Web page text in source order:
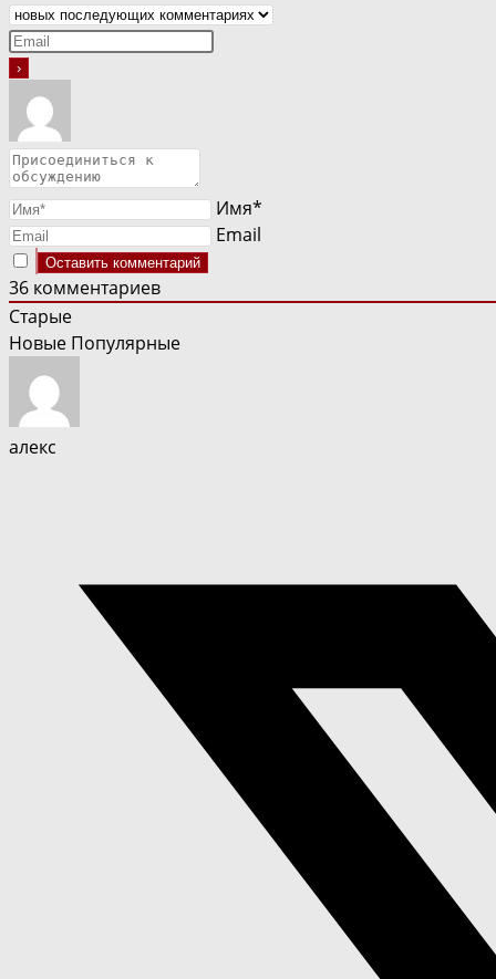
Имя*
Email
36 комментариев
Старые
Новые Популярные
алекс